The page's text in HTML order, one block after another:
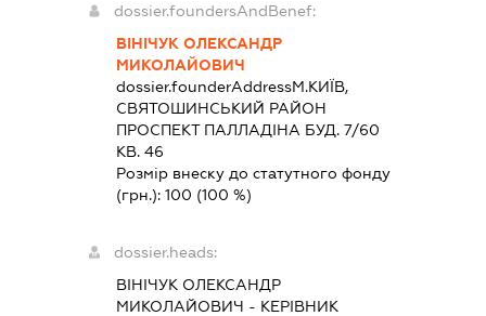
dossier.foundersAndBenef:
ВІНІЧУК ОЛЕКСАНДР
МИКОЛАЙОВИЧ
dossier.founderAddressМ.КИЇВ,
СВЯТОШИНСЬКИЙ РАЙОН
ПРОСПЕКТ ПАЛЛАДІНА БУД. 7/60
КВ. 46
Розмір внеску до статутного фонду
(грн.): 100 (100 %)
dossier.heads:
ВІНІЧУК ОЛЕКСАНДР
МИКОЛАЙОВИЧ - КЕРІВНИК